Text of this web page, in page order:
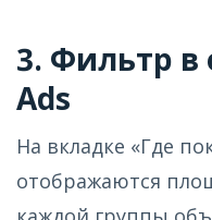
3. Фильтр в
Ads
На вкладке «Где
отображаются